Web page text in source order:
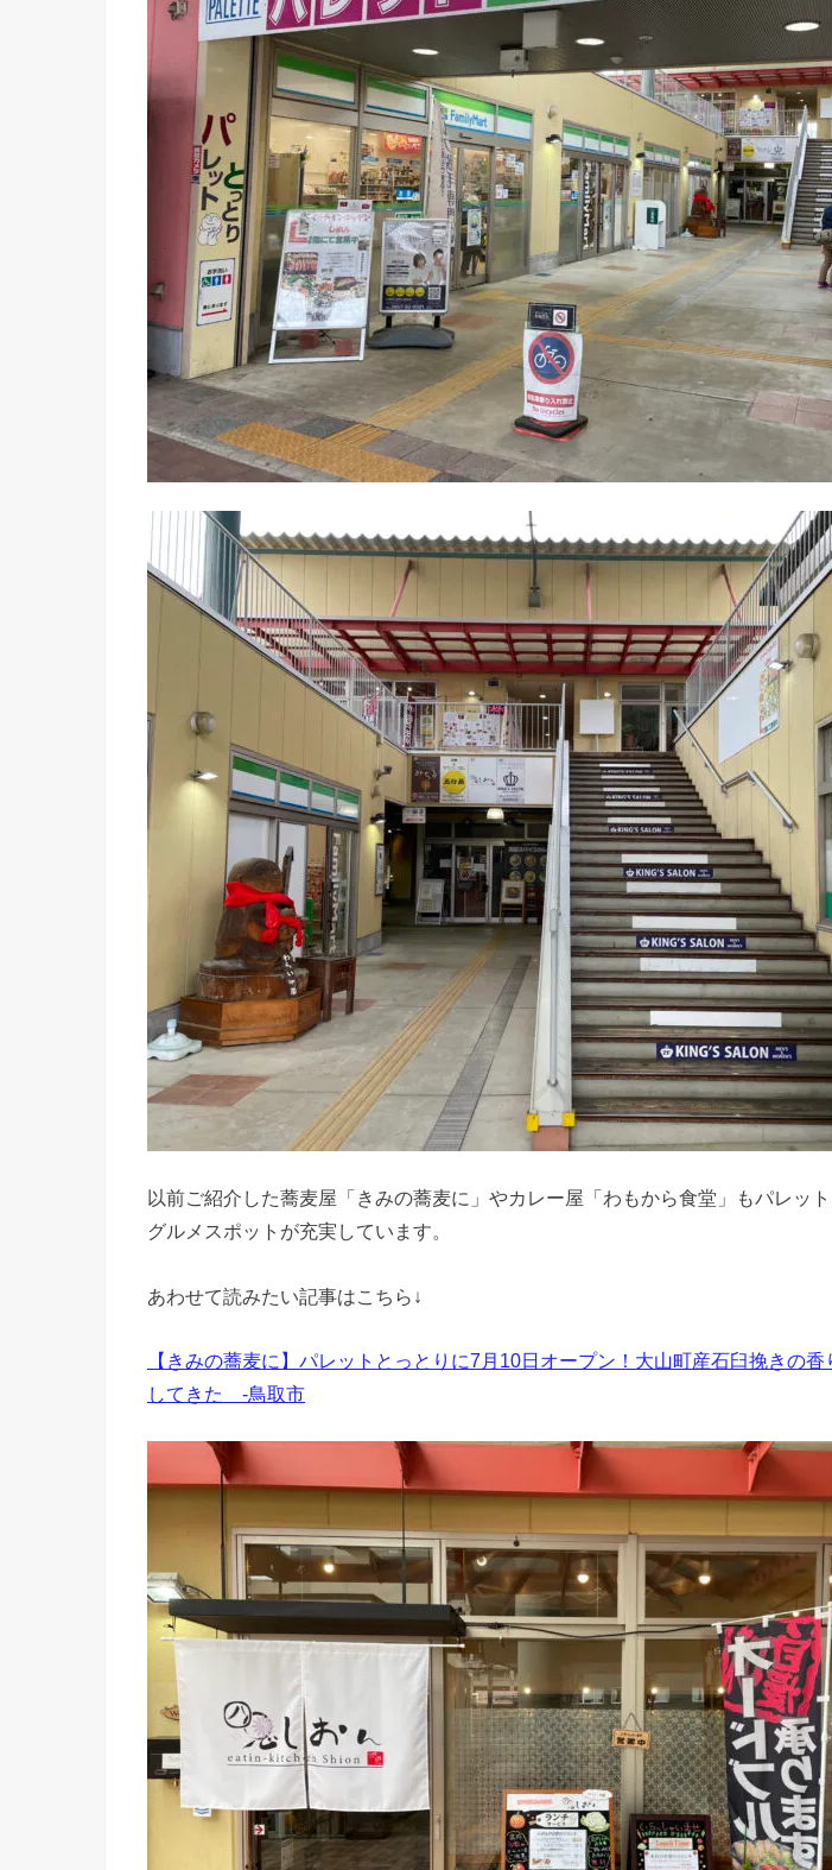
以前ご紹介した蕎麦屋「きみの蕎麦に」やカレー屋「わもから食堂」もパレット
グルメスポットが充実しています。
あわせて読みたい記事はこちら↓
【きみの蕎麦に】パレットとっとりに7月10日オープン！大山町産石臼挽きの
してきた -鳥取市